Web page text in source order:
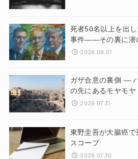
死者50名以上を出
事件——その裏に潜
2026.08.01
ガザ合意の裏側 ―
の先にあるモヤモヤ
2026.07.31
東野圭吾が大腸癌
スコープ
2026.07.30